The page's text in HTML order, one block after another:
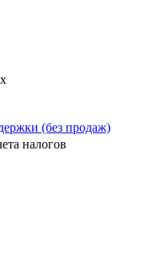
(без продаж)
налогов